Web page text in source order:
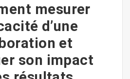
mesurer
d’une
et
son impact